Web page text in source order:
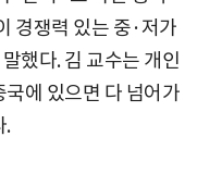
경쟁력 있는 중·저가
했다. 김 교수는 개인
에 있으면 다 넘어가
.